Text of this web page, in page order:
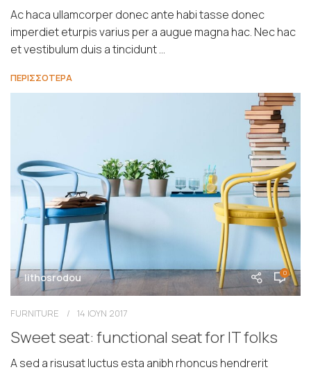
Ac haca ullamcorper donec ante habi tasse donec
imperdiet eturpis varius per a augue magna hac. Nec hac
et vestibulum duis a tincidunt ...
ΠΕΡΙΣΣΟΤΕΡΑ
lithosrodou 0
FURNITURE 14 ΙΟΥΝ 2017
Sweet seat: functional seat for IT folks
A sed a risusat luctus esta anibh rhoncus hendrerit